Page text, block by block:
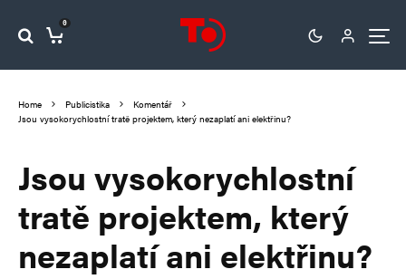
0
Home Publicistika
Komentář
Jsou vysokorychlostní tratě projektem, který nezaplatí ani elektřinu?
Jsou vysokorychlostní
tratě projektem, který
nezaplatí ani elektřinu?